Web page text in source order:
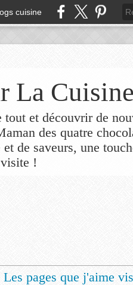
cuisine
La Cuisine
tout et découvrir de
des quatre
de saveurs, une
!
Les pages que j'aime